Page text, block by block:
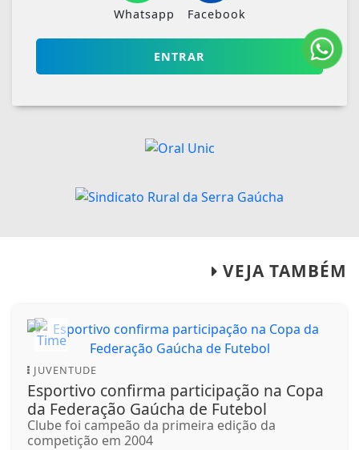
Whatsapp Facebook
ENTRAR
VEJA TAMBÉM
JUVENTUDE
Esportivo confirma participação na Copa
da Federação Gaúcha de Futebol
Clube foi campeão da primeira edição da
competição em 2004